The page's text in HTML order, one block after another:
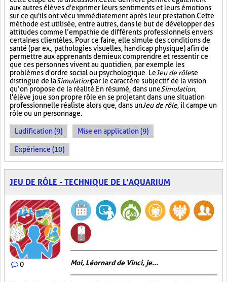
aux autres élèves d'exprimer leurs sentiments et leurs émotions
sur ce qu'ils ont vécu immédiatement après leur prestation. Cette
méthode est utilisée, entre autres, dans le but de développer des
attitudes comme l’empathie de différents professionnels envers
certaines clientèles. Pour ce faire, elle simule des conditions de
santé (par ex., pathologies visuelles, handicap physique) afin de
permettre aux apprenants de mieux comprendre et ressentir ce
que ces personnes vivent au quotidien, par exemple les
problèmes d'ordre social ou psychologique. LeJeu de rôlese
distingue de laSimulationpar le caractère subjectif de la vision
qu’on propose de la réalité. En résumé, dans uneSimulation,
l'élève joue son propre rôle en se projetant dans une situation
professionnelle réaliste alors que, dans unJeu de rôle, il campe un
rôle ou un personnage.
Ludification (9) Mise en application (9)
Expérience (10)
JEU DE RÔLE - TECHNIQUE DE L'AQUARIUM
0 Moi, Léornard de Vinci, je...